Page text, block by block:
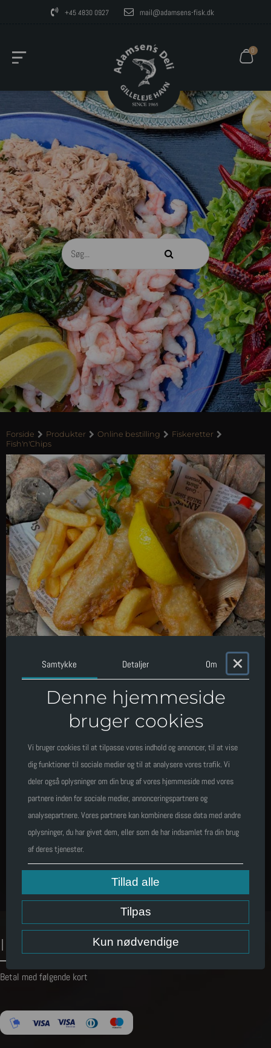
+45 4830 0927 mail@adamsens-fisk.dk
0
Forside Produkter Online bestilling
Fiskeretter
Fish'n'Chips
Fish'n'Chips
m/ Tatar sauce
Total 135
Information
Betal med følgende kort
×
Samtykke Detaljer Om
Denne hjemmeside
bruger cookies
Vi bruger cookies til at tilpasse vores indhold og annoncer, til at vise
dig funktioner til sociale medier og til at analysere vores trafik. Vi
deler også oplysninger om din brug af vores hjemmeside med vores
partnere inden for sociale medier, annonceringspartnere og
analysepartnere. Vores partnere kan kombinere disse data med andre
oplysninger, du har givet dem, eller som de har indsamlet fra din brug
af deres tjenester.
Kun nødvendige
Tilpas
Tillad alle